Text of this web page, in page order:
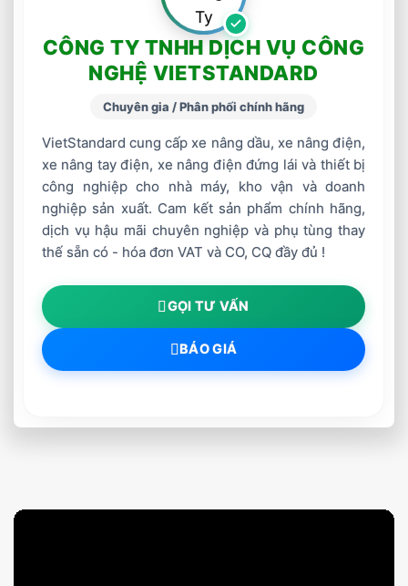
CÔNG TY TNHH DỊCH VỤ CÔNG
NGHỆ VIETSTANDARD
Chuyên gia / Phân phối chính hãng
VietStandard cung cấp xe nâng dầu, xe nâng điện,
xe nâng tay điện, xe nâng điện đứng lái và thiết bị
công nghiệp cho nhà máy, kho vận và doanh
nghiệp sản xuất. Cam kết sản phẩm chính hãng,
dịch vụ hậu mãi chuyên nghiệp và phụ tùng thay
thế sẵn có - hóa đơn VAT và CO, CQ đầy đủ !
GỌI TƯ VẤN
BÁO GIÁ